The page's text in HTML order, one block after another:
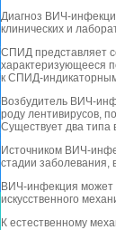
Диагноз ВИЧ-
клинических и
СПИД представляет
характеризующееся
к СПИД-
Возбудитель ВИЧ-
роду лентивирусов,
Существует два
Источником ВИЧ-
стадии заболевания,
ВИЧ-инфекция может
искусственного
К естественному